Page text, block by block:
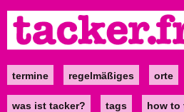
zum
Inhalt
Maintermine regelmäßiges orte
was ist tacker? tags how to